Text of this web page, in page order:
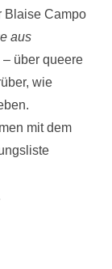
Blaise Campo
aus
über queere
wie
mit dem